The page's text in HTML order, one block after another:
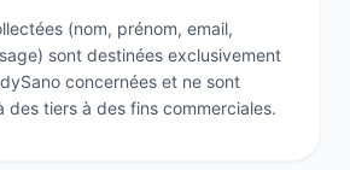
(nom, prénom, email,
sont destinées exclusivement
concernées et ne sont
des tiers à des fins commerciales.